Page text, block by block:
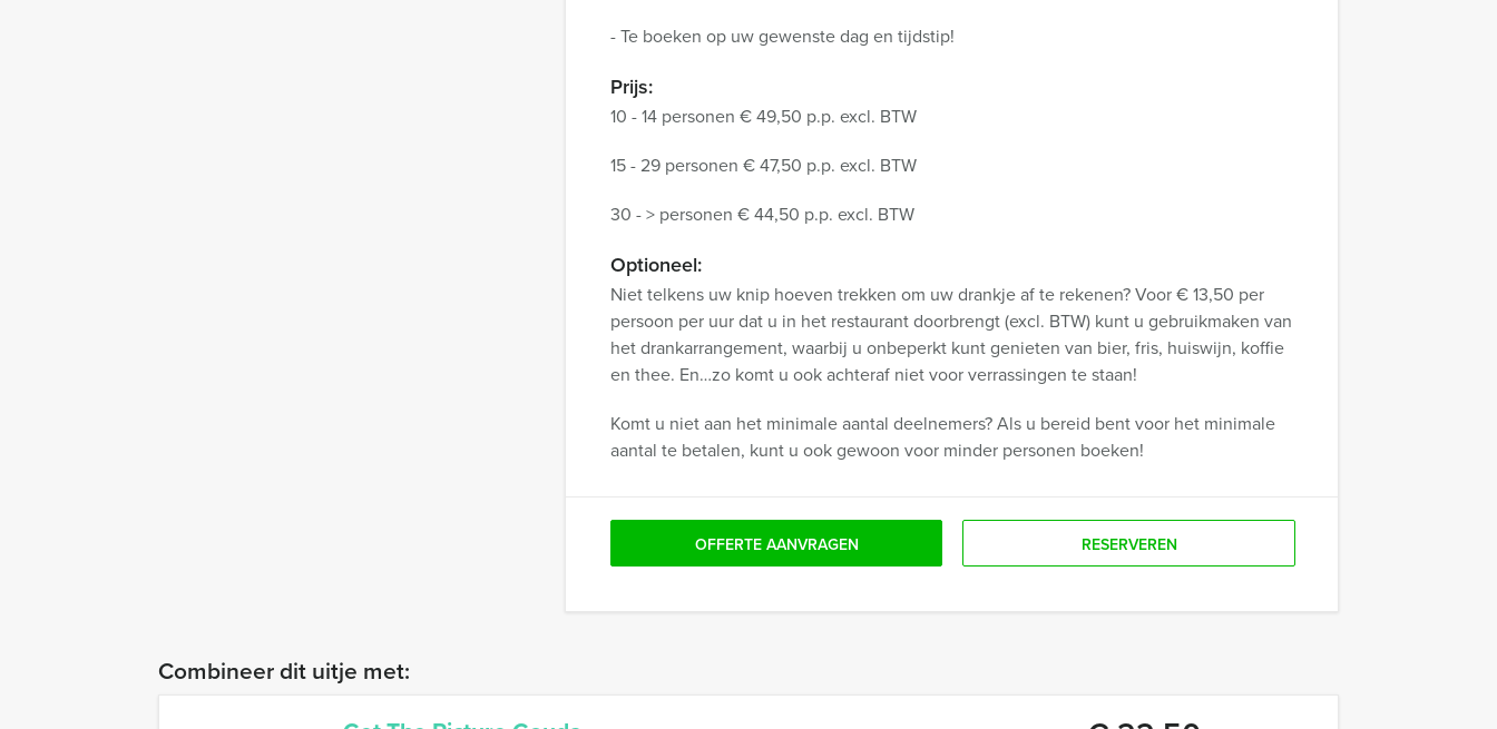
- Te boeken op uw gewenste dag en tijdstip!
Prijs:
10 - 14 personen € 49,50 p.p. excl. BTW
15 - 29 personen € 47,50 p.p. excl. BTW
30 - > personen € 44,50 p.p. excl. BTW
Optioneel:
Niet telkens uw knip hoeven trekken om uw drankje af te rekenen? Voor € 13,50 per
persoon per uur dat u in het restaurant doorbrengt (excl. BTW) kunt u gebruikmaken van
het drankarrangement, waarbij u onbeperkt kunt genieten van bier, fris, huiswijn, koffie
en thee. En…zo komt u ook achteraf niet voor verrassingen te staan!
Komt u niet aan het minimale aantal deelnemers? Als u bereid bent voor het minimale
aantal te betalen, kunt u ook gewoon voor minder personen boeken!
OFFERTE AANVRAGEN RESERVEREN
Combineer dit uitje met: